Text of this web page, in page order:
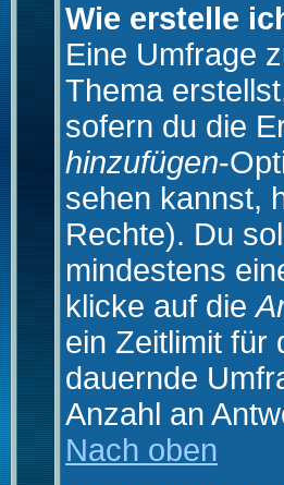
Wie erstelle
Eine Umfrage
Thema
sofern du die
hinzufügen-
sehen kannst,
Rechte). Du
mindestens
klicke auf die
ein Zeitlimit für
dauernde
Anzahl an
Nach oben